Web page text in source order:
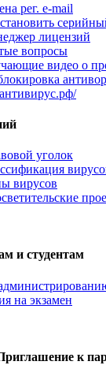
рег. e-mail
лицензий
вопросы
видео о
уголок
вирусов
и студентам
на экзамен
к